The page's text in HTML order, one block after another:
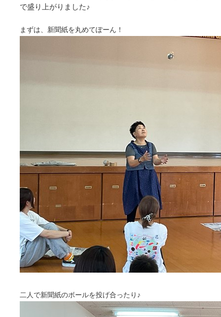
で盛り上がりました♪
まずは、新聞紙を丸めてぽーん！
二人で新聞紙のボールを投げ合ったり♪